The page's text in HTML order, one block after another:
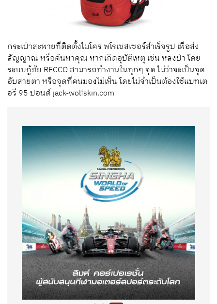
กระเป๋าสะพายที่ติดตั้งไมโคร พโรเซสเซอร์สำเร็จรูป เพื่อส่ง
สัญญาณ หรือค้นหาคุณ หากเกิดอุบัติเหตุ เช่น หลงป่า โดย
ระบบกู้ภัย RECCO สามารถทำงานในทุกๆ จุด ไม่ว่าจะเป็นจุด
อับสายตา หรือจุดที่คนมองไม่เห็น โดยไม่จำเป็นต้องใช้แบทเต
อรี 95 ปอนด์ jack-wolfskin.com